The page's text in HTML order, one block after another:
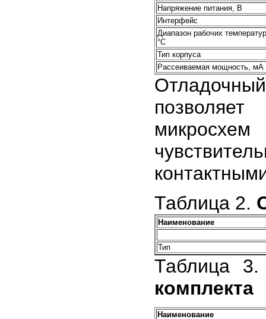
Напряжение питания, В
Интерфейс
Диапазон рабочих
°С
Тип корпуса
Рассеиваемая мощность, мА
Таблица 2.
Наименование
Тип
Таблица
комплекта
Наименование